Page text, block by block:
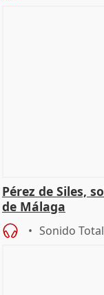
Pérez de Siles,
de Málaga
Sonido